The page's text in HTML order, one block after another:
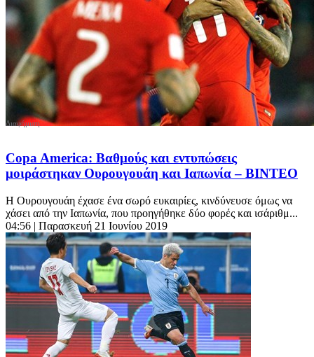
Copa America: Bαθμούς και εντυπώσεις
μοιράστηκαν Ουρουγουάη και Ιαπωνία – ΒΙΝΤΕΟ
Η Ουρουγουάη έχασε ένα σωρό ευκαιρίες, κινδύνευσε όμως να
χάσει από την Ιαπωνία, που προηγήθηκε δύο φορές και ισάριθμ...
04:56 | Παρασκευή 21 Ιουνίου 2019